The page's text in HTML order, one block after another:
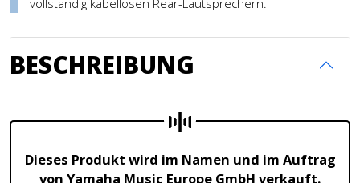
vollständig kabellosen Rear-Lautsprechern.
BESCHREIBUNG
Dieses Produkt wird im Namen und im Auftrag
von Yamaha Music Europe GmbH verkauft.